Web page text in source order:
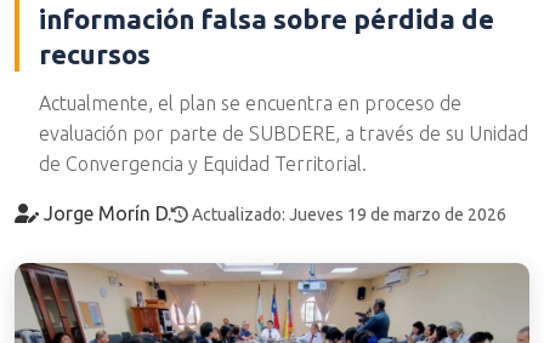
información falsa sobre pérdida de
recursos
Actualmente, el plan se encuentra en proceso de
evaluación por parte de SUBDERE, a través de su Unidad
de Convergencia y Equidad Territorial.
Jorge Morín D. Actualizado: Jueves 19 de marzo de 2026